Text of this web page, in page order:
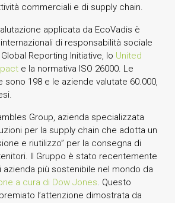
commerciali e di supply chain.
applicata da EcoVadis è
di responsabilità sociale
Reporting Initiative, lo United
e la normativa ISO 26000. Le
sono 198 e le aziende valutate 60.000,
Group, azienda specializzata
per la supply chain che adotta un
e riutilizzo” per la consegna di
Il Gruppo è stato recentemente
più sostenibile nel mondo da
a cura di Dow Jones. Questo
l’attenzione dimostrata da